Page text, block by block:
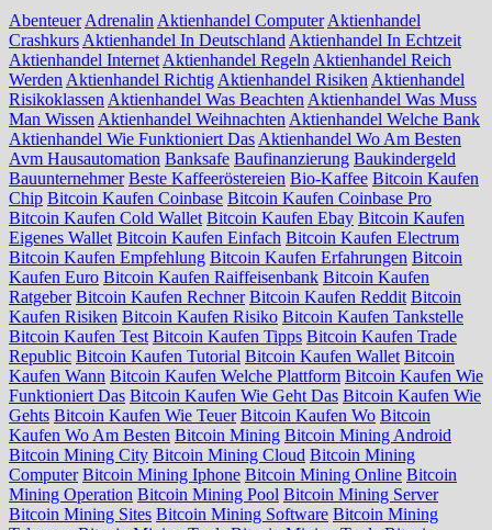
Abenteuer Adrenalin Aktienhandel Computer Aktienhandel
Crashkurs Aktienhandel In Deutschland Aktienhandel In Echtzeit
Aktienhandel Internet Aktienhandel Regeln Aktienhandel Reich
Werden Aktienhandel Richtig Aktienhandel Risiken Aktienhandel
Risikoklassen Aktienhandel Was Beachten Aktienhandel Was Muss
Man Wissen Aktienhandel Weihnachten Aktienhandel Welche Bank
Aktienhandel Wie Funktioniert Das Aktienhandel Wo Am Besten
Avm Hausautomation Banksafe Baufinanzierung Baukindergeld
Bauunternehmer Beste Kaffeeröstereien Bio-Kaffee Bitcoin Kaufen
Chip Bitcoin Kaufen Coinbase Bitcoin Kaufen Coinbase Pro
Bitcoin Kaufen Cold Wallet Bitcoin Kaufen Ebay Bitcoin Kaufen
Eigenes Wallet Bitcoin Kaufen Einfach Bitcoin Kaufen Electrum
Bitcoin Kaufen Empfehlung Bitcoin Kaufen Erfahrungen Bitcoin
Kaufen Euro Bitcoin Kaufen Raiffeisenbank Bitcoin Kaufen
Ratgeber Bitcoin Kaufen Rechner Bitcoin Kaufen Reddit Bitcoin
Kaufen Risiken Bitcoin Kaufen Risiko Bitcoin Kaufen Tankstelle
Bitcoin Kaufen Test Bitcoin Kaufen Tipps Bitcoin Kaufen Trade
Republic Bitcoin Kaufen Tutorial Bitcoin Kaufen Wallet Bitcoin
Kaufen Wann Bitcoin Kaufen Welche Plattform Bitcoin Kaufen Wie
Funktioniert Das Bitcoin Kaufen Wie Geht Das Bitcoin Kaufen Wie
Gehts Bitcoin Kaufen Wie Teuer Bitcoin Kaufen Wo Bitcoin
Kaufen Wo Am Besten Bitcoin Mining Bitcoin Mining Android
Bitcoin Mining City Bitcoin Mining Cloud Bitcoin Mining
Computer Bitcoin Mining Iphone Bitcoin Mining Online Bitcoin
Mining Operation Bitcoin Mining Pool Bitcoin Mining Server
Bitcoin Mining Sites Bitcoin Mining Software Bitcoin Mining